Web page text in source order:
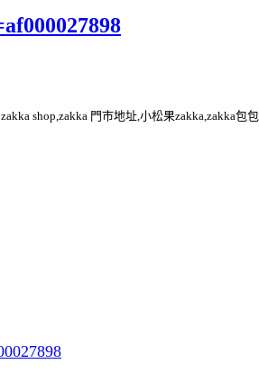
shop,zakka 門市地址,小松果zakka,zakka包包